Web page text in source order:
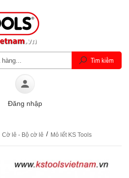
Đăng nhập
Cờ lê - Bộ cờ lê / Mỏ lết KS Tools